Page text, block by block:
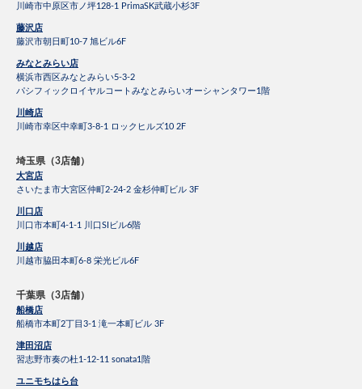
川崎市中原区市ノ坪128-1 PrimaSK武蔵小杉3F
藤沢店
藤沢市朝日町10-7 旭ビル6F
みなとみらい店
横浜市西区みなとみらい5-3-2
パシフィックロイヤルコートみなとみらいオーシャンタワー1階
川崎店
川崎市幸区中幸町3-8-1 ロックヒルズ10 2F
埼玉県（3店舗）
大宮店
さいたま市大宮区仲町2-24-2 金杉仲町ビル 3F
川口店
川口市本町4-1-1 川口SIビル6階
川越店
川越市脇田本町6-8 栄光ビル6F
千葉県（3店舗）
船橋店
船橋市本町2丁目3-1 滝一本町ビル 3F
津田沼店
習志野市奏の杜1-12-11 sonata1階
ユニモちはら台